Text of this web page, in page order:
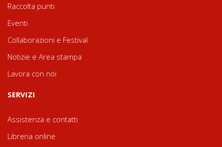
Raccolta punti
Eventi
Collaborazioni e Festival
Notizie e Area stampa
Lavora con noi
SERVIZI
Assistenza e contatti
Libreria online